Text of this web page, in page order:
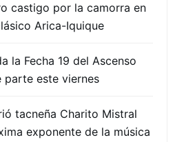
castigo por la camorra en
Arica-Iquique
la Fecha 19 del Ascenso
parte este viernes
tacneña Charito Mistral
exponente de la música